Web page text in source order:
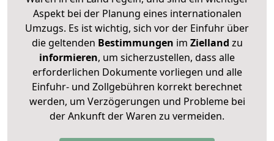
Aspekt bei der Planung eines internationalen
Umzugs. Es ist wichtig, sich vor der Einfuhr über
die geltenden Bestimmungen im Zielland zu
informieren, um sicherzustellen, dass alle
erforderlichen Dokumente vorliegen und alle
Einfuhr- und Zollgebühren korrekt berechnet
werden, um Verzögerungen und Probleme bei
der Ankunft der Waren zu vermeiden.